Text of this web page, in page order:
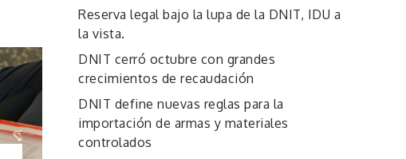
Reserva legal bajo la lupa de la DNIT, IDU a
la vista.
DNIT cerró octubre con grandes
crecimientos de recaudación
DNIT define nuevas reglas para la
importación de armas y materiales
controlados